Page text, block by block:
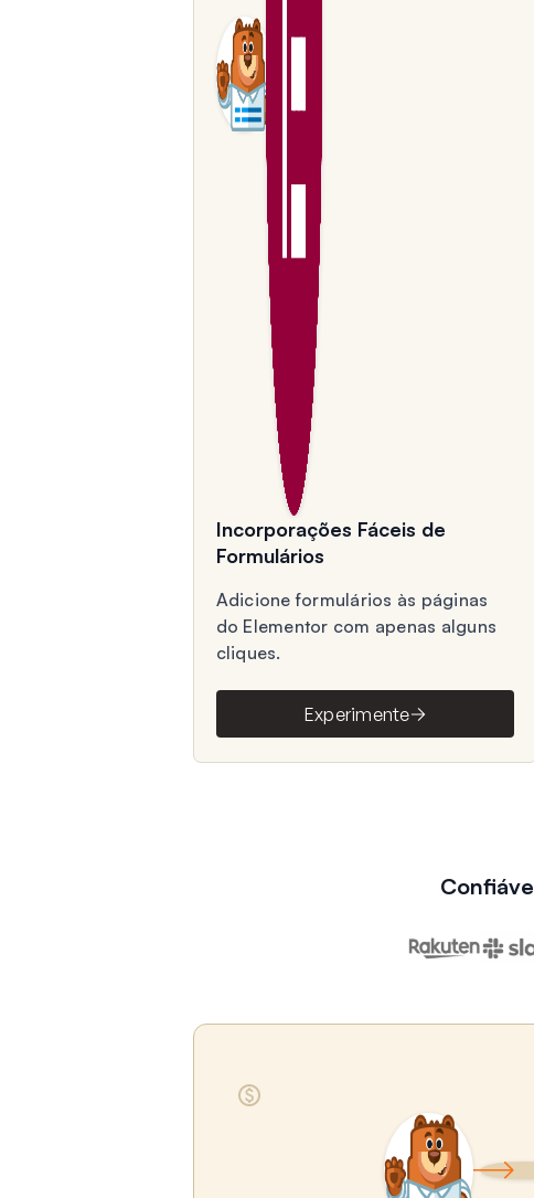
Incorporações Fáceis de
Formulários
Adicione formulários às páginas
do Elementor com apenas alguns
cliques.
Experimente